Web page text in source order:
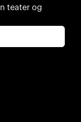
teater og